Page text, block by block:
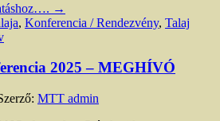
→
, Konferencia / Rendezvény, Talaj
2025 – MEGHÍVÓ
MTT admin